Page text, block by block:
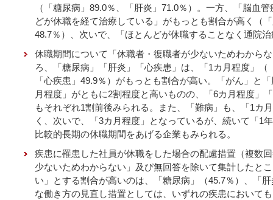
（「糖尿病」89.0％、「肝炎」71.0％）。一方、「脳血
どが休職を経て治療している」がもっとも割合が高く（
48.7％）、次いで、「ほとんどが休職することなく通院
休職期間について「休職者・復職者が少ないためわから
ろ、「糖尿病」「肝炎」「心疾患」は、「1カ月程度」（
「心疾患」49.9％）がもっとも割合が高い。「がん」と
月程度」がともに2割程度と高いものの、「6カ月程度」
もそれぞれ1割前後みられる。また、「難病」も、「1カ
く、次いで、「3カ月程度」となっているが、続いて「1
比較的長期の休職期間をあげる企業もみられる。
疾患に罹患した社員が休職をした場合の配慮措置（複数
少ないためわからない」及び無回答を除いて集計したと
い」とする割合が高いのは、「糖尿病」（45.7％）、「
な働き方の見直し措置としては、いずれの疾患において